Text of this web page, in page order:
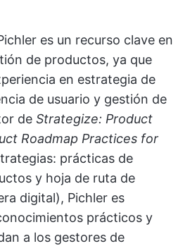
es un recurso clave en
de productos, ya que
en estrategia de
de usuario y gestión de
de Strategize: Product
Roadmap Practices for
prácticas de
y hoja de ruta de
digital), Pichler es
prácticos y
a los gestores de